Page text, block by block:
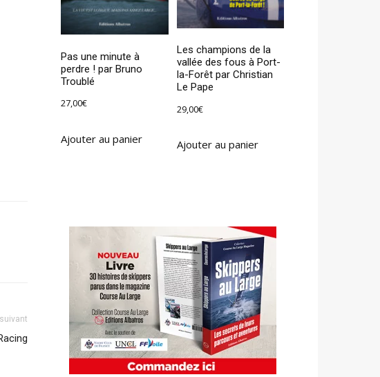
Pas une minute à
perdre ! par Bruno
Troublé
27,00€
Ajouter au panier
Les champions de la
vallée des fous à Port-
la-Forêt par Christian
Le Pape
29,00€
Ajouter au panier